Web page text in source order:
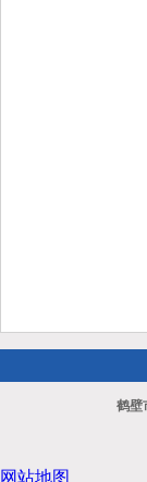
鹤壁
网站地图